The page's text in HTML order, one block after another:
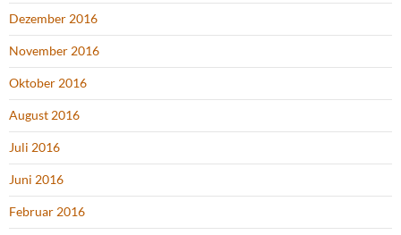
Dezember 2016
November 2016
Oktober 2016
August 2016
Juli 2016
Juni 2016
Februar 2016